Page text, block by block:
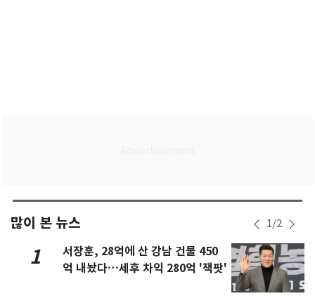
많이 본 뉴스 1/2
1
서장훈, 28억에 산 강남 건물 450
억 내놨다…세후 차익 280억 '잭팟'